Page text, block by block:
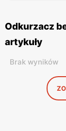
Odkurzacz
artykuły
Brak wyników